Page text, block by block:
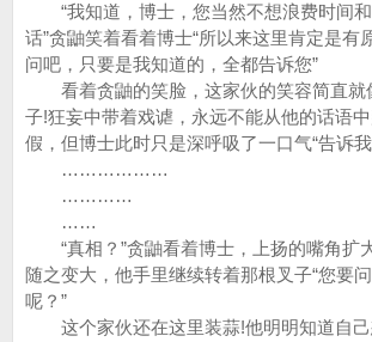
“我知道，博士，您当然不想浪费时间和
话”贪鼬笑着看着博士“所以来这里肯定
问吧，只要是我知道的，全都告诉您”
看着贪鼬的笑脸，这家伙的笑容简直就
子!狂妄中带着戏谑，永远不能从他的话语
假，但博士此时只是深呼吸了一口气“告诉
………………
…………
……
“真相？”贪鼬看着博士，上扬的嘴角扩
随之变大，他手里继续转着那根叉子“您要
呢？”
这个家伙还在这里装蒜!他明明知道自己